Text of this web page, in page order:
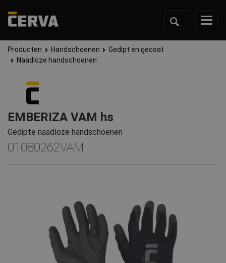
Producten Handschoenen
Gedipt en gecoat
Naadloze handschoenen
EMBERIZA VAM hs
Gedipte naadloze handschoenen
01080262VAM